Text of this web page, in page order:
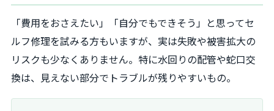
「費用をおさえたい」「自分でもできそう」と思ってセ
ルフ修理を試みる方もいますが、実は失敗や被害拡大の
リスクも少なくありません。特に水回りの配管や蛇口交
換は、見えない部分でトラブルが残りやすいもの。